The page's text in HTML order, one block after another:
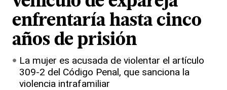
enfrentaría hasta cinco
años de prisión
La mujer es acusada de violentar el artículo
309-2 del Código Penal, que sanciona la
violencia intrafamiliar